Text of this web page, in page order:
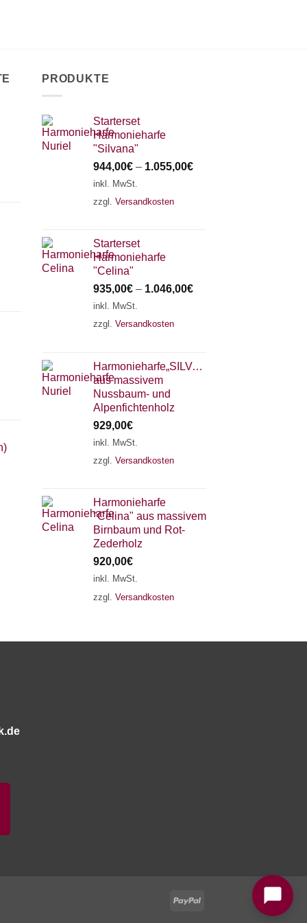
PRODUKTE
Starterset
Harmonieharfe
"Silvana"
944,00€ – 1.055,00€
inkl. MwSt.
zzgl. Versandkosten
Starterset
Harmonieharfe
"Celina"
935,00€ – 1.046,00€
inkl. MwSt.
zzgl. Versandkosten
Harmonieharfe„SILVANA"
aus massivem
Nussbaum- und
Alpenfichtenholz
929,00€
inkl. MwSt.
zzgl. Versandkosten
Harmonieharfe
"Celina" aus massivem
Birnbaum und Rot-
Zederholz
920,00€
inkl. MwSt.
zzgl. Versandkosten
PayPal
18 SAITEN 21 SAITEN 25 SAITEN
AKKORDZITHER